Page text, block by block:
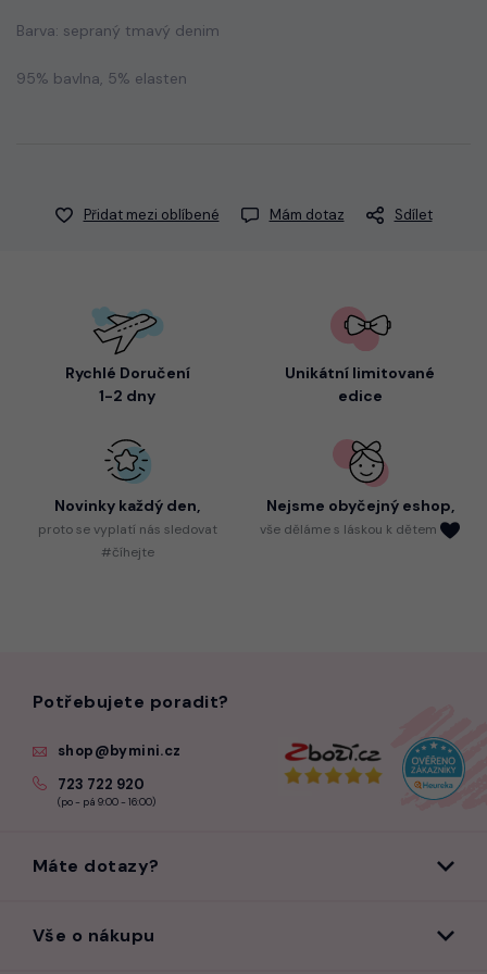
Barva: sepraný tmavý denim
95% bavlna, 5% elasten
Přidat mezi oblíbené Mám dotaz Sdílet
Rychlé Doručení
1-2 dny
Unikátní limitované
edice
Novinky každý den,
protose vyplatí nás sledovat
#číhejte
Nejsme obyčejný eshop,
vše děláme s láskou k dětem
Potřebujete poradit?
shop@bymini.cz
723 722 920
(po - pá 9:00 - 16:00)
Máte dotazy?
Vše o nákupu